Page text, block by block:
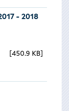
- 2018
450.9 KB